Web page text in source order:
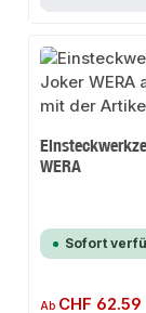
WERA
Sofort
Regulärer Preis:
Ab CHF 62.59